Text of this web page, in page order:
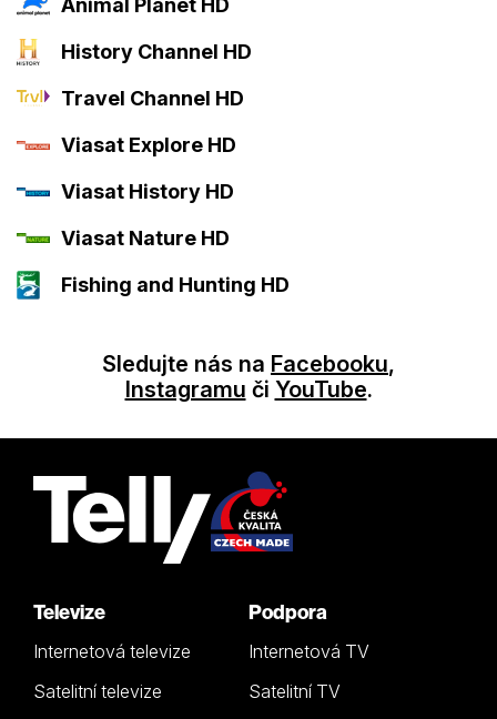
Animal Planet HD
History Channel HD
Travel Channel HD
Viasat Explore HD
Viasat History HD
Viasat Nature HD
Fishing and Hunting HD
Sledujte nás na Facebooku,
Instagramu či YouTube.
Televize
Internetová televize
Satelitní televize
Podpora
Internetová TV
Satelitní TV